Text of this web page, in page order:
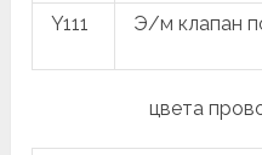
Y111 Э/м клапан
цвета